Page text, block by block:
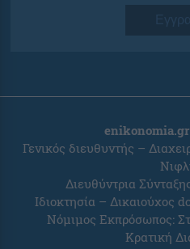
enikonomia.gr
Γενικός διευθυντής –
Διευθύντρια
Ιδιοκτησία – Δικαιούχος
Νόμιμος Εκπρόσωπος:
Κρατική